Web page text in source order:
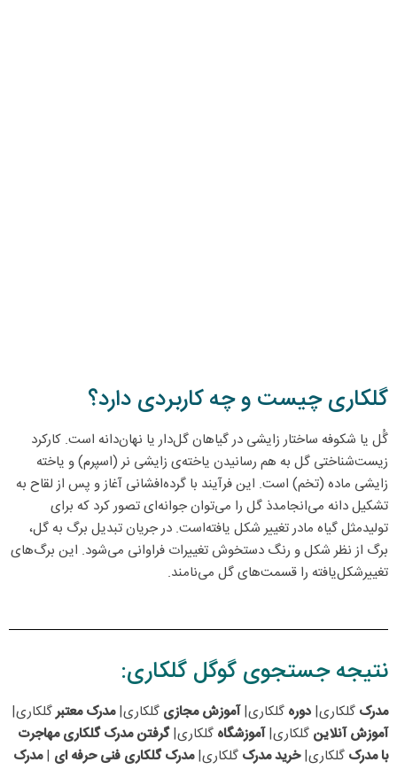
گلکاری چیست و چه کاربردی دارد؟
گُل یا شکوفه ساختار زایشی در گیاهان گل‌دار یا نهان‌دانه است. کارکرد
زیست‌شناختی گل به هم رسانیدن یاخته‌ی زایشی نر (اسپرم) و یاخته
زایشی ماده (تخم) است. این فرآیند با گرده‌افشانی آغاز و پس از لقاح به
تشکیل دانه می‌انجامدذ گل را می‌توان جوانه‌ای تصور کرد که برای
تولید‌مثل گیاه مادر تغییر شکل یافته‌است. در جریان تبدیل برگ به گل،
برگ از نظر شکل و رنگ دستخوش تغییرات فراوانی می‌شود. این برگ‌های
تغییرشکل‌یافته را قسمت‌های گل می‌نامند.
نتیجه جستجوی گوگل گلکاری:
مدرک گلکاری| دوره گلکاری|آموزش مجازی گلکاری|مدرک معتبرگلکاری|
آموزش آنلاین گلکاری|آموزشگاه گلکاری|گرفتن مدرکگلکاری مهاجرت
با مدرک گلکاری|خرید مدرک گلکاری|مدرک گلکاری فنی حرفه ای |مدرک